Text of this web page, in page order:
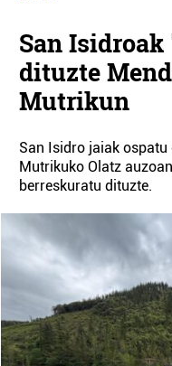
San
dituzte
Mutrikun
San Isidro jaiak
Mutrikuko Olatz
berreskuratu dituzte.